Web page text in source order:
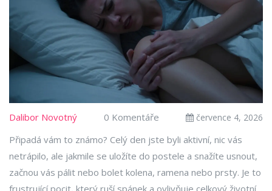
Dalibor Novotný 0 Komentáře července 4, 2026
Připadá vám to známo? Celý den jste byli aktivní, nic vás
netrápilo, ale jakmile se uložíte do postele a snažíte usnout,
začnou vás pálit nebo bolet kolena, ramena nebo prsty. Je to